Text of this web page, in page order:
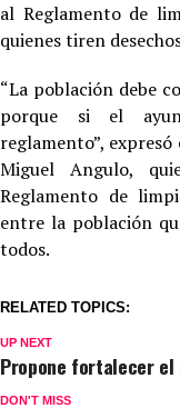
al Reglamento de
quienes tiren
“La población debe
porque si el
reglamento”,
Miguel Angulo,
Reglamento de
entre la población
todos.
RELATED TOPICS:
UP NEXT
Propone fortalecer el
DON'T MISS